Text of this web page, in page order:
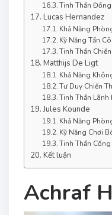
Tinh Thần
Lucas Hernandez
Khả Năng
Kỹ Năng Tấn
Tinh Thần
Matthijs De Ligt
Khả Năng
Tư Duy Chiến
Tinh Thần Lãnh
Jules Kounde
Khả Năng
Kỹ Năng Chơi
Tinh Thần Cống
Kết luận
Achraf